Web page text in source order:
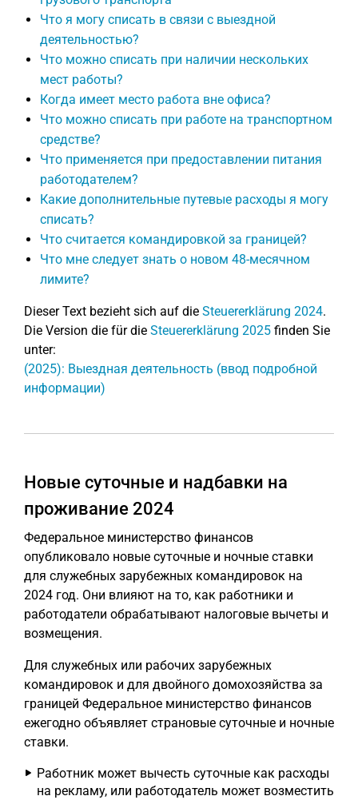
Что я могу списать в связи с выездной
деятельностью?
Что можно списать при наличии нескольких
мест работы?
Когда имеет место работа вне офиса?
Что можно списать при работе на транспортном
средстве?
Что применяется при предоставлении питания
работодателем?
Какие дополнительные путевые расходы я могу
списать?
Что считается командировкой за границей?
Что мне следует знать о новом 48-месячном
лимите?
Dieser Text bezieht sich auf die Steuererklärung 2024.
Die Version die für die Steuererklärung 2025 finden Sie
unter:
(2025): Выездная деятельность (ввод подробной
информации)
Новые суточные и надбавки на
проживание 2024
Федеральное министерство финансов
опубликовало новые суточные и ночные ставки
для служебных зарубежных командировок на
2024 год. Они влияют на то, как работники и
работодатели обрабатывают налоговые вычеты и
возмещения.
Для служебных или рабочих зарубежных
командировок и для двойного домохозяйства за
границей Федеральное министерство финансов
ежегодно объявляет страновые суточные и ночные
ставки.
Работник может вычесть суточные как расходы
на рекламу, или работодатель может возместить